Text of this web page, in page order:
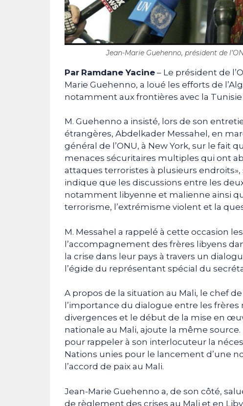
Jean-Marie Guehenno, président de
Par Ramdane Yacine – Le président de
Marie Guehenno, a loué les efforts de
notamment aux frontières avec la Tunisie
M. Guehenno a insisté, lors de son
étrangères, Abdelkader Messahel, en
général de l’ONU, à New York, sur le fait
menaces sécuritaires multiples qui ont
attaques terroristes à plusieurs endroits»,
indique que les discussions entre les
notamment libyenne et malienne ainsi
terrorisme, l’extrémisme violent et la
M. Messahel a rappelé à cette occasion
l’accompagnement des frères libyens
la crise dans leur pays à travers un
l’égide du représentant spécial du
A propos de la situation au Mali, le chef
l’importance du dialogue entre les
divergences et le début de la mise en
nationale au Mali, ajoute la même
pour rappeler à son interlocuteur la
Nations unies pour le lancement d’une
l’accord de paix au Mali.
Jean-Marie Guehenno a, de son côté,
de règlement des crises au Mali et en